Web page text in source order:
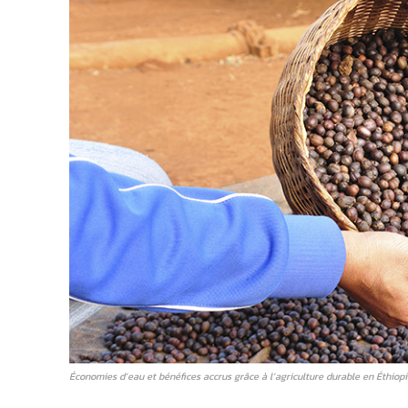
Économies d’eau et bénéfices accrus grâce à l’agriculture durable en